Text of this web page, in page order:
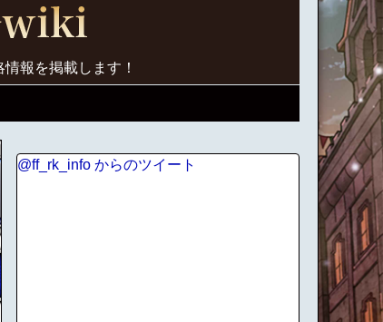
報を掲載します！
@ff_rk_info からのツイート